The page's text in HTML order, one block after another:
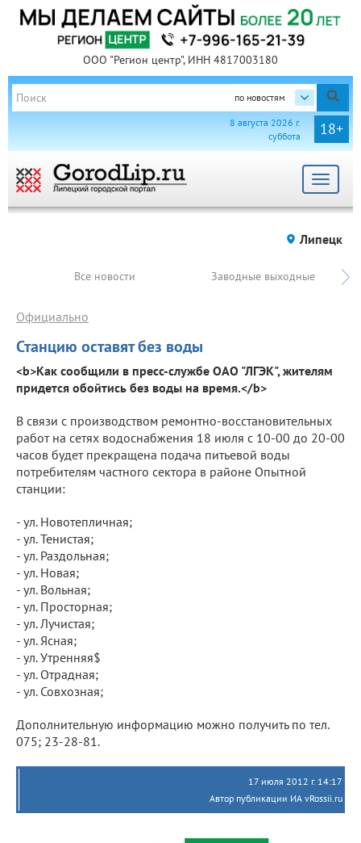
ООО "Регион центр", ИНН 4817003180
по новостям
18+
8 августа 2026 г.
суббота
Toggle
Липецк
Все новости Заводные выходные
Станцию оставят без воды
Официально
<b>Как сообщили в пресс-службе ОАО "ЛГЭК", жителям
придется обойтись без воды на время.</b>
В связи с производством ремонтно-восстановительных
работ на сетях водоснабжения 18 июля с 10-00 до 20-00
часов будет прекращена подача питьевой воды
потребителям частного сектора в районе Опытной
станции:
- ул. Новотепличная;
- ул. Тенистая;
- ул. Раздольная;
- ул. Новая;
- ул. Вольная;
- ул. Просторная;
- ул. Лучистая;
- ул. Ясная;
- ул. Утренняя$
- ул. Отрадная;
- ул. Совхозная;
Дополнительную информацию можно получить по тел.
075; 23-28-81.
17 июля 2012 г. 14:17
Автор публикации ИА vRossii.ru